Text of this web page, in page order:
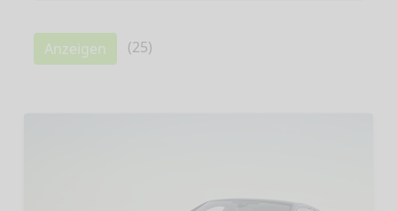
Anzeigen (25)